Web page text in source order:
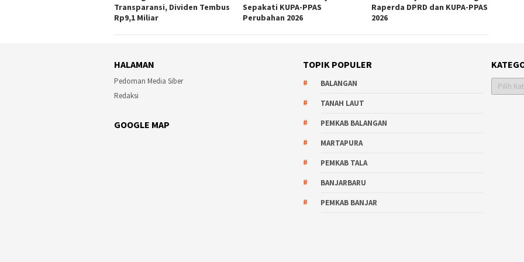
Transparansi, Dividen Tembus
Rp9,1 Miliar
Sepakati KUPA-PPAS
Perubahan 2026
Raperda DPRD dan KUPA-PPAS
2026
HALAMAN
Pedoman Media Siber
Redaksi
GOOGLE MAP
TOPIK POPULER
BALANGAN
TANAH LAUT
PEMKAB BALANGAN
MARTAPURA
PEMKAB TALA
BANJARBARU
PEMKAB BANJAR
Kategori